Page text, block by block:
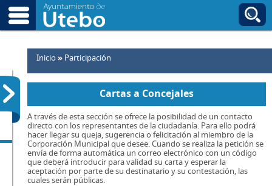
Ir al contenido principal
Usted está aquí
Inicio » Participación
Cartas a Concejales
A través de esta sección se ofrece la posibilidad de un contacto
directo con los representantes de la ciudadanía. Para ello podrá
hacer llegar su queja, sugerencia o felicitación al miembro de la
Corporación Municipal que desee. Cuando se realiza la petición se
envía de forma automática un correo electrónico con un código
que deberá introducir para validad su carta y esperar la
aceptación por parte de su destinatario y su contestación, las
cuales serán públicas.